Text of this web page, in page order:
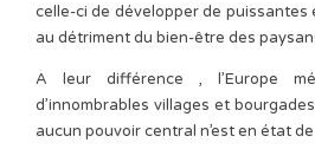
celle-ci de développer de puissantes
au détriment du bien-être des
A leur différence , l’Europe
d’innombrables villages et
aucun pouvoir central n’est en état